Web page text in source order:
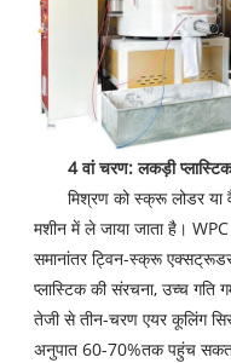
4 वां चरण: लकड़ी प्लास्टिक
मिश्रण को स्क्रू लोडर या
मशीन में ले जाया जाता है।
समानांतर ट्विन-स्क्रू
प्लास्टिक की संरचना, उच्च गति
तेजी से तीन-चरण एयर कूलिंग
अनुपात 60-70%तक पहुंच सकता